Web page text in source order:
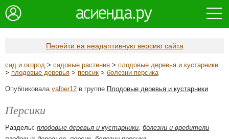
Перейти на неадаптивную версию сайта
сад и огород > садовые растения > плодовые деревья и кустарники
> плодовые деревья > персик > болезни персика
Опубликовала valber12 в группе Плодовые деревья и кустарники
Персики
Разделы: плодовые деревья и кустарники, болезни и вредители